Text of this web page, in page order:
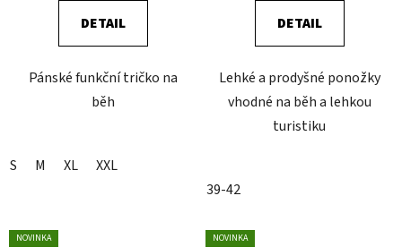
DETAIL
Pánské funkční tričko na
běh
S M XL XXL
DETAIL
Lehké a prodyšné ponožky
vhodné na běh a lehkou
turistiku
39-42
NOVINKA
NOVINKA